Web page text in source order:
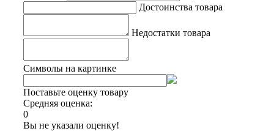
Достоинства товара
Недостатки товара
Символы на картинке
Поставьте оценку товару
Средняя оценка:
0
Вы не указали оценку!